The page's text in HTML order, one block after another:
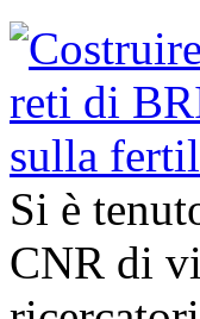
Si è
CNR di